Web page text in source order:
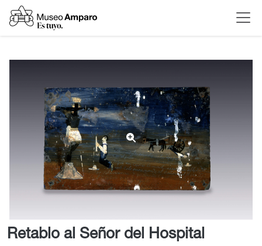
Retablo al Señor del Hospital